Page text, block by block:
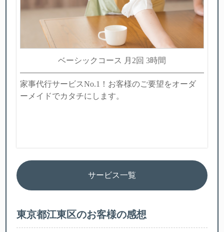
ベーシックコース 月2回 3時間
家事代行サービスNo.1！お客様のご要望をオーダ
ーメイドでカタチにします。
サービス一覧
東京都江東区のお客様の感想